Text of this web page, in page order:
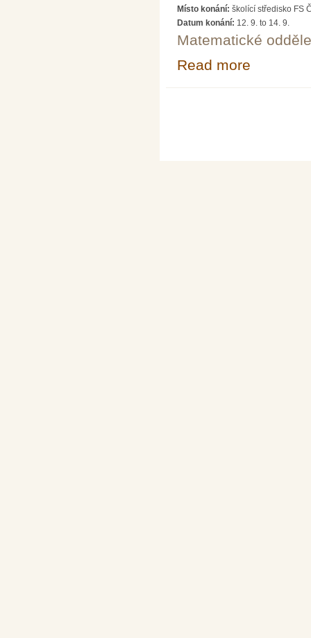
Místo konání: školící středisko FS
Datum konání: 12. 9. to 14. 9.
Matematické
Read more